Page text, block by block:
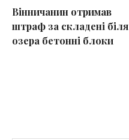
Вінничанин отримав
штраф за складені біля
озера бетонні блоки